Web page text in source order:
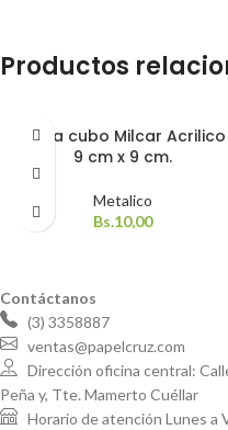
Productos
Porta cubo Milcar Acrilico
9 cm x 9 cm.
Metalico
Bs.10,00
Contáctanos
(3) 3358887
ventas@papelcruz.com
Dirección oficina central:
Peña y, Tte. Mamerto Cuéllar
Horario de atención Lunes a